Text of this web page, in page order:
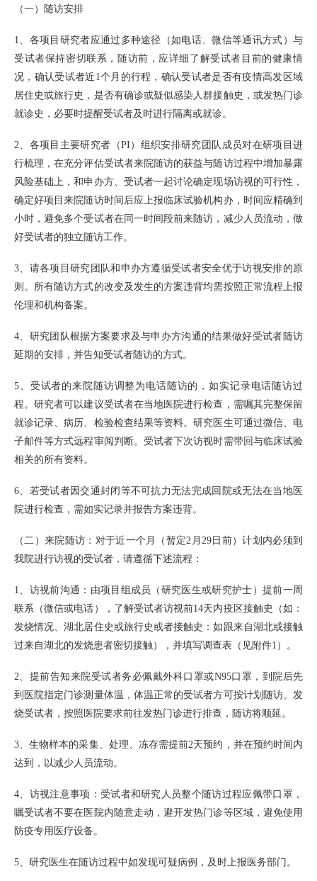
（一）随访安排
1、各项目研究者应通过多种途径（如电话、微信等通讯方式）与
受试者保持密切联系，随访前，应详细了解受试者目前的健康情
况，确认受试者近1个月的行程，确认受试者是否有疫情高发区域
居住史或旅行史，是否有确诊或疑似感染人群接触史，或发热门诊
就诊史，必要时提醒受试者及时进行隔离或就诊。
2、各项目主要研究者（PI）组织安排研究团队成员对在研项目进
行梳理，在充分评估受试者来院随访的获益与随访过程中增加暴露
风险基础上，和申办方、受试者一起讨论确定现场访视的可行性，
确定好项目来院随访时间后应上报临床试验机构办，时间应精确到
小时，避免多个受试者在同一时间段前来随访，减少人员流动，做
好受试者的独立随访工作。
3、请各项目研究团队和申办方遵循受试者安全优于访视安排的原
则。所有随访方式的改变及发生的方案违背均需按照正常流程上报
伦理和机构备案。
4、研究团队根据方案要求及与申办方沟通的结果做好受试者随访
延期的安排，并告知受试者随访的方式。
5、受试者的来院随访调整为电话随访的，如实记录电话随访过
程。研究者可以建议受试者在当地医院进行检查，需嘱其完整保留
就诊记录、病历、检验检查结果等资料。研究医生可通过微信、电
子邮件等方式远程审阅判断。受试者下次访视时需带回与临床试验
相关的所有资料。
6、若受试者因交通封闭等不可抗力无法完成回院或无法在当地医
院进行检查，需如实记录并报告方案违背。
（二）来院随访：对于近一个月（暂定2月29日前）计划内必须到
我院进行访视的受试者，请遵循下述流程：
1、访视前沟通：由项目组成员（研究医生或研究护士）提前一周
联系（微信或电话），了解受试者访视前14天内疫区接触史（如：
发烧情况、湖北居住史或旅行史或者接触史：如跟来自湖北或接触
过来自湖北的发烧患者密切接触），并填写调查表（见附件1）。
2、提前告知来院受试者务必佩戴外科口罩或N95口罩，到院后先
到医院指定门诊测量体温，体温正常的受试者方可按计划随访。发
烧受试者，按照医院要求前往发热门诊进行排查，随访将顺延。
3、生物样本的采集、处理、冻存需提前2天预约，并在预约时间内
达到，以减少人员流动。
4、访视注意事项：受试者和研究人员整个随访过程应佩带口罩，
嘱受试者不要在医院内随意走动，避开发热门诊等区域，避免使用
防疫专用医疗设备。
5、研究医生在随访过程中如发现可疑病例，及时上报医务部门。